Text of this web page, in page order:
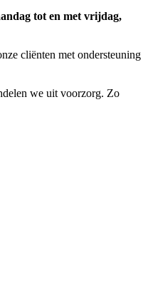
tot en met vrijdag,
cliënten met ondersteuning
we uit voorzorg. Zo